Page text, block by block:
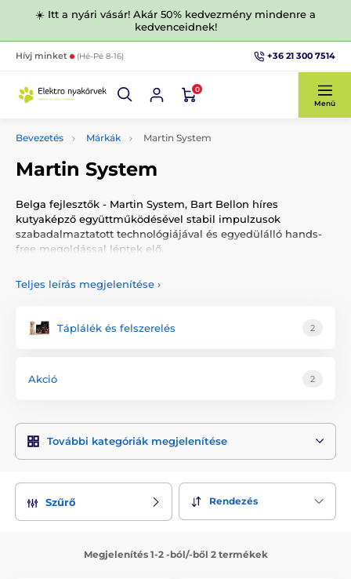
☀️ Itt a nyári vásár! Akár 50% kedvezmény mindenre a
kedvenceidnek!
Hívj minket (Hé-Pé 8-16) +36 21 300 7514
0
Menü
Bevezetés Márkák Martin System
Martin System
Belga fejlesztők - Martin System, Bart Bellon híres
kutyaképző együttműködésével stabil impulzusok
szabadalmaztatott technológiájával és egyedülálló hands-
free megoldással léptek elő.
kellemetlen helyzetekbe például magasabb páratartalom
Az adókészülék professzionális megoldása lehetővé teszi az
hatékonyan képezheti individuálisan a kutyát.
készülék megfelelő felhelyezését és a funkciókat. A világ
legkönnyebb és legkisebb nyakörve. A Martin System
teljesen új technológiai ötletekkel lépett a piacra és eleget
A kínálatban exkluzív ugatásgátló nyakörveket is talál.
Kiképző nyakörvek
Teljes leírás megjelenítése ›
Táplálék és felszerelés 2
Akció 2
További kategóriák megjelenítése
Szűrő Rendezés
Megjelenítés 1-2 -ból/-ből 2 termékek